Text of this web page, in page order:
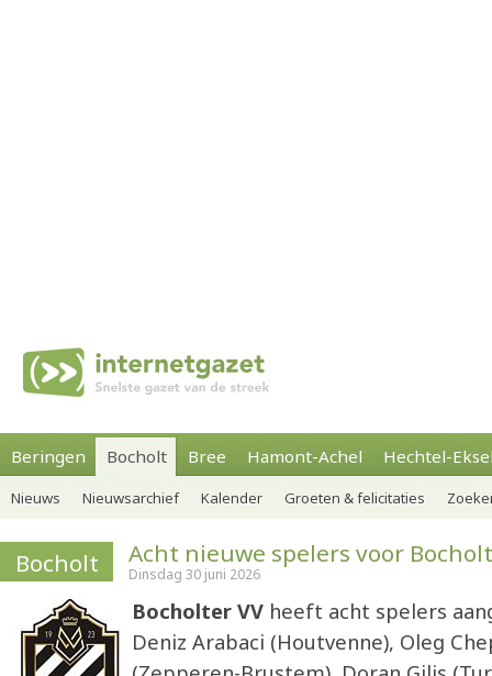
Beringen Bocholt Bree Hamont-Achel Hechtel-
Nieuws Nieuwsarchief Kalender Groeten & felicitaties
Bocholt Acht nieuwe spelers voor
Dinsdag 30 juni 2026
Bocholter VV heeft acht spelers
Deniz Arabaci (Houtvenne), Oleg